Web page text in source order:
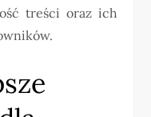
treści oraz ich